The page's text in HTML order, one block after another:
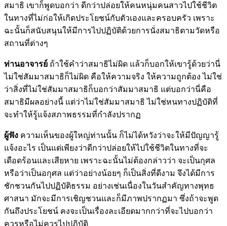
สมาธิ เขาก็พูดบอกว่า ดีกว่าปล่อยให้คนหนุ่มคนสาวไปใช้ชีวิต
ในทางที่ไม่ก่อให้เกิดประโยชน์กับตัวเองและครอบครัว เพราะ
ฉะนั้นก็สนับสนุนให้มีการไปปฏิบัติด้วยการนั่งสมาธิตามวัดหรือ
สถานที่ต่างๆ
ท่านอาจารย์ ถ้าใช้คำว่าสมาธิไม่ผิด แล้วก็บอกให้เขารู้ด้วยว่านี่
ไม่ใช่สัมมาสมาธิก็ไม่ผิด คือให้ความจริง ให้ความถูกต้อง ไม่ใช่
ว่าสิ่งที่ไม่ใช่สัมมาสมาธิก็บอกว่าสัมมาสมาธิ แต่บอกว่านี่คือ
สมาธิมีผลอย่างนี้ แต่ว่าไม่ใช่สัมมาสมาธิ ไม่ใช่หนทางปฏิบัติที่
จะทำให้รู้แจ้งสภาพธรรมที่กำลังปรากฏ
ผู้ฟัง ความเห็นของผู้ใหญ่ท่านนั้น ก็ไม่ได้หวังว่าจะให้มีปัญญารู้
แจ้งอะไร เป็นแต่เพียงว่าดีกว่าปล่อยให้ไปใช้ชีวิตในทางที่จะ
เดือดร้อนและเสียหาย เพราะฉะนั้นไม่ต้องกล่าวว่า จะเป็นกุศล
หรือว่าเป็นอกุศล แต่ว่าอย่างน้อยๆ ก็เป็นสิ่งที่ดีงาม จึงได้มีการ
ชักชวนกันไปปฏิบัติธรรม อย่างเช่นเนื่องในวันสำคัญทางพุทธ
ศาสนา มักจะมีการเชิญชวนและก็มีภาพปรากฏมา ซึ่งถ้าจะพูด
กันถึงประโยชน์ คงจะเป็นเรื่องละเอียดมากกว่าที่จะไปบอกว่า
ควรหรือไม่ควรไปปฏิบัติ